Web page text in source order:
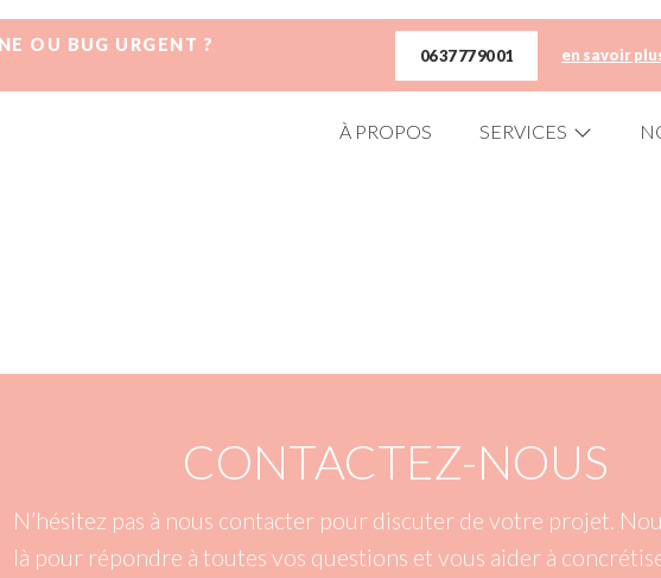
OU BUG URGENT ?
06 37 77 90 01 en savoir
À PROPOS SERVICES
CONTACTEZ-NOUS
N’hésitez pas à nous contacter pour discuter de votre projet.
là pour répondre à toutes vos questions et vous aider à